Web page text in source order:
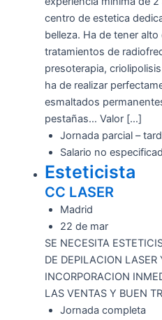
centro de estetica
belleza. Ha de tener
tratamientos de
presoterapia,
ha de realizar
esmaltados
pestañas… Valor […]
Jornada parcial –
Salario no
Esteticista
CC LASER
Madrid
22 de mar
SE NECESITA
DE DEPILACION LASER
INCORPORACION
LAS VENTAS Y BUEN
Jornada completa